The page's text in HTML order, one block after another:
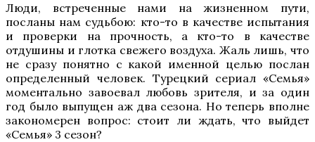
Люди, встреченные нами на жизненном пути,
посланы нам судьбою: кто-то в качестве испытания
и проверки на прочность, а кто-то в качестве
отдушины и глотка свежего воздуха. Жаль лишь, что
не сразу понятно с какой именной целью послан
определенный человек. Турецкий сериал «Семья»
моментально завоевал любовь зрителя, и за один
год было выпущен аж два сезона. Но теперь вполне
закономерен вопрос: стоит ли ждать, что выйдет
«Семья» 3 сезон?